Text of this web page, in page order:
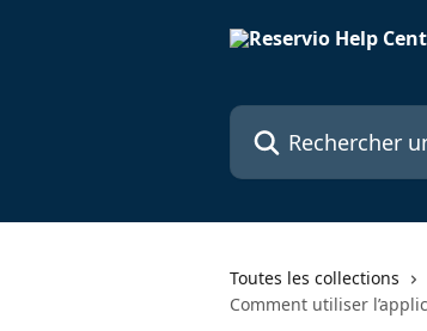
Rechercher un article...
Toutes les collections
Comment utiliser